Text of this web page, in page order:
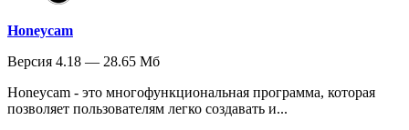
Honeycam
Версия 4.18 — 28.65 Мб
Honeycam - это многофункциональная программа, которая
позволяет пользователям легко создавать и...